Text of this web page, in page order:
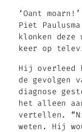
‘Oant
Piet
klonken deze
keer op
Hij overleed
de gevolgen
diagnose
het alleen
vertellen.
weten. Hij